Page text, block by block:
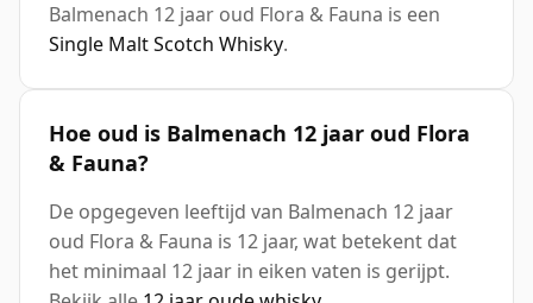
Balmenach 12 jaar oud Flora & Fauna is een
Single Malt Scotch Whisky.
Hoe oud is Balmenach 12 jaar oud Flora
& Fauna?
De opgegeven leeftijd van Balmenach 12 jaar
oud Flora & Fauna is 12 jaar, wat betekent dat
het minimaal 12 jaar in eiken vaten is gerijpt.